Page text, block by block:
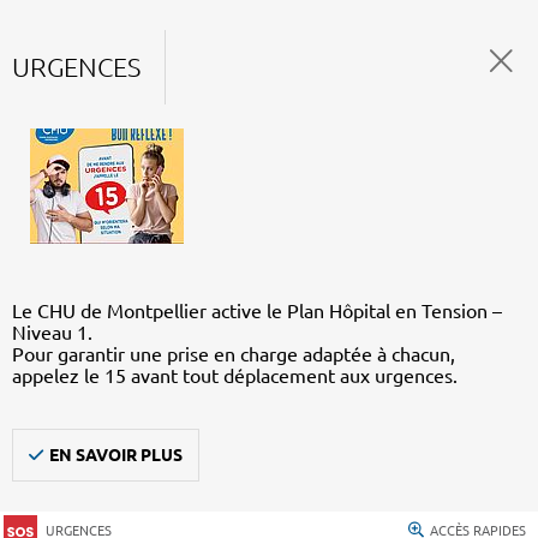
URGENCES
Le CHU de Montpellier active le Plan Hôpital en Tension –
Niveau 1.
Pour garantir une prise en charge adaptée à chacun,
appelez le 15 avant tout déplacement aux urgences.
EN SAVOIR PLUS
URGENCES ACCÈS RAPIDES